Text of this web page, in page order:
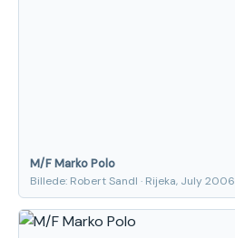
M/F Marko Polo
Billede: Robert Sandl · Rijeka, July 2006